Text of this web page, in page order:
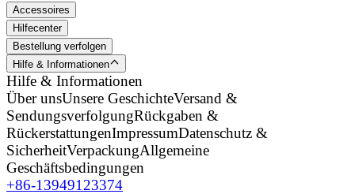
Accessoires
Hilfecenter
Bestellung verfolgen
Hilfe & Informationen
Hilfe & Informationen
Über unsUnsere GeschichteVersand &
SendungsverfolgungRückgaben &
RückerstattungenImpressumDatenschutz &
SicherheitVerpackungAllgemeine
Geschäftsbedingungen
+86-13949123374